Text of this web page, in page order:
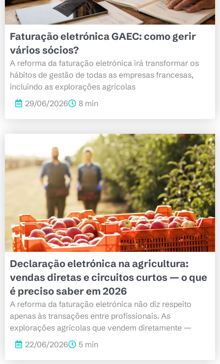
Faturação eletrónica GAEC: como gerir
vários sócios?
A reforma da faturação eletrónica irá transformar os
hábitos de gestão de todas as empresas francesas,
incluindo as explorações agrícolas
29/06/2026
8 min
Declaração eletrónica na agricultura:
vendas diretas e circuitos curtos — o que
é preciso saber em 2026
A reforma da faturação eletrónica não diz respeito
apenas às transações entre profissionais. As
explorações agrícolas que vendem diretamente —
22/06/2026
5 min